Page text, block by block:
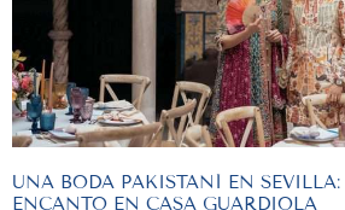
UNA BODA PAKISTANÍ EN
ENCANTO EN CASA GUARDIOLA